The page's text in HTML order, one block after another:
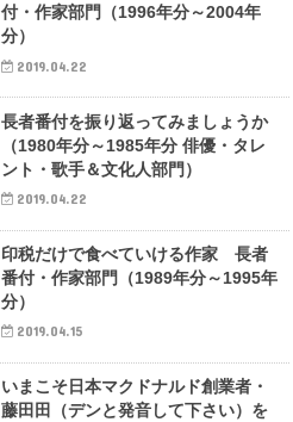
付・作家部門（1996年分～2004年
分）
2019.04.22
長者番付を振り返ってみましょうか
（1980年分～1985年分 俳優・タレ
ント・歌手＆文化人部門）
2019.04.22
印税だけで食べていける作家 長者
番付・作家部門（1989年分～1995年
分）
2019.04.15
いまこそ日本マクドナルド創業者・
藤田田（デンと発音して下さい）を